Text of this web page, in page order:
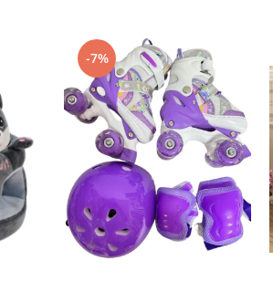
-7%